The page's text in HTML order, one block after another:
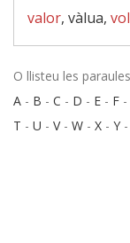
valor, vàlua,
O llisteu les
A - B - C - D - E - F -
T - U - V- W - X - Y -